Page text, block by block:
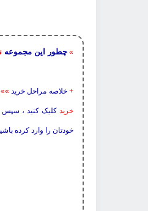
»چطور این مجموعه
+خلاصه مراحل خرید
خرید کلیک کنید ، سپس
خودتان را وارد کرده